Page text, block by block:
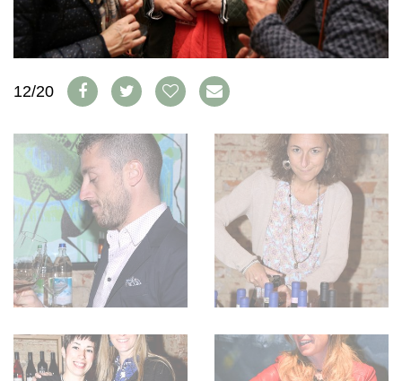
ABO
AUSGABE
VORTEILSWELT
BÜCHER
WEINSZENE
PORTRAITS
VINOPHILES
ARCHIV
ANMELDEN
GEWINNSPIELE
TRINKREIFETABELLE
ABO
WEINSUCHE
NEWSLETTER
WINE TRADE CLUB
REDAKTION
JOBS
WERBUNG
IMPRESSUM
AGB & DATENSCHUTZ
12/20